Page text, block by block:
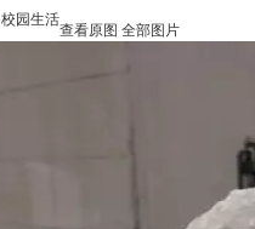
校园生活
查看原图 全部图片